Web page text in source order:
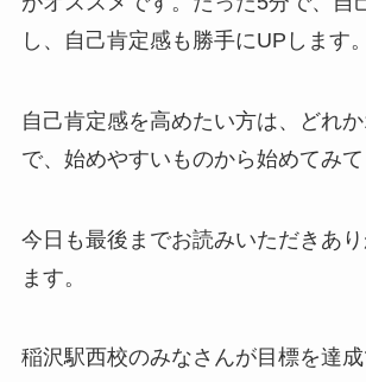
し、自己肯定感も勝手にUPします。
自己肯定感を高めたい方は、どれ
で、始めやすいものから始めてみ
今日も最後までお読みいただきあ
ます。
稲沢駅西校のみなさんが目標を達